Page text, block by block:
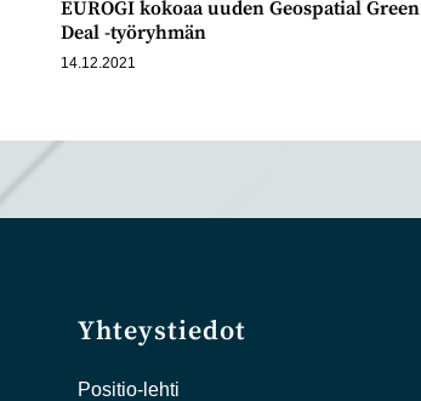
EUROGI kokoaa uuden Geospatial Green
Deal -työryhmän
14.12.2021
Yhteystiedot
Positio-lehti